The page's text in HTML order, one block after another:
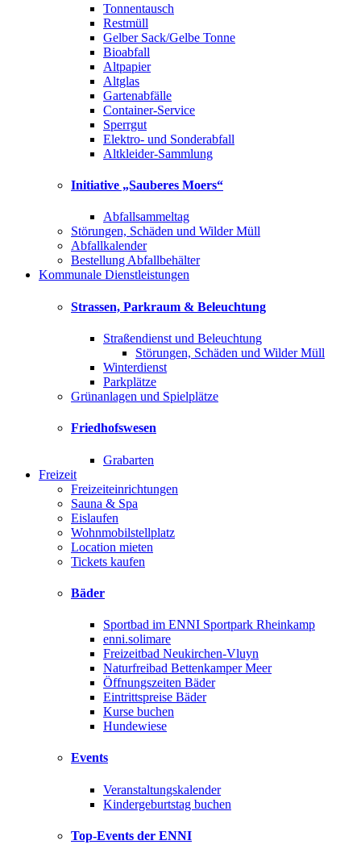
Tonnentausch
Restmüll
Gelber Sack/Gelbe Tonne
Bioabfall
Altpapier
Altglas
Gartenabfälle
Container-Service
Sperrgut
Elektro- und Sonderabfall
Altkleider-Sammlung
Initiative „Sauberes Moers“
Abfallsammeltag
Störungen, Schäden und Wilder Müll
Abfallkalender
Bestellung Abfallbehälter
Kommunale Dienstleistungen
Strassen, Parkraum & Beleuchtung
Straßendienst und Beleuchtung
Störungen, Schäden und Wilder Müll
Winterdienst
Parkplätze
Grünanlagen und Spielplätze
Friedhofswesen
Grabarten
Freizeit
Freizeiteinrichtungen
Sauna & Spa
Eislaufen
Wohnmobilstellplatz
Location mieten
Tickets kaufen
Bäder
Sportbad im ENNI Sportpark Rheinkamp
enni.solimare
Freizeitbad Neukirchen-Vluyn
Naturfreibad Bettenkamper Meer
Öffnungszeiten Bäder
Eintrittspreise Bäder
Kurse buchen
Hundewiese
Events
Veranstaltungskalender
Kindergeburtstag buchen
Top-Events der ENNI